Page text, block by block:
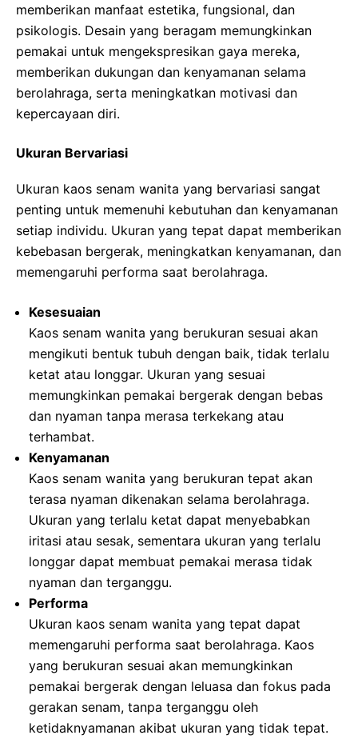
memberikan manfaat estetika, fungsional, dan
psikologis. Desain yang beragam memungkinkan
pemakai untuk mengekspresikan gaya mereka,
memberikan dukungan dan kenyamanan selama
berolahraga, serta meningkatkan motivasi dan
kepercayaan diri.
Ukuran Bervariasi
Ukuran kaos senam wanita yang bervariasi sangat
penting untuk memenuhi kebutuhan dan kenyamanan
setiap individu. Ukuran yang tepat dapat memberikan
kebebasan bergerak, meningkatkan kenyamanan, dan
memengaruhi performa saat berolahraga.
Kesesuaian
Kaos senam wanita yang berukuran sesuai akan
mengikuti bentuk tubuh dengan baik, tidak terlalu
ketat atau longgar. Ukuran yang sesuai
memungkinkan pemakai bergerak dengan bebas
dan nyaman tanpa merasa terkekang atau
terhambat.
Kenyamanan
Kaos senam wanita yang berukuran tepat akan
terasa nyaman dikenakan selama berolahraga.
Ukuran yang terlalu ketat dapat menyebabkan
iritasi atau sesak, sementara ukuran yang terlalu
longgar dapat membuat pemakai merasa tidak
nyaman dan terganggu.
Performa
Ukuran kaos senam wanita yang tepat dapat
memengaruhi performa saat berolahraga. Kaos
yang berukuran sesuai akan memungkinkan
pemakai bergerak dengan leluasa dan fokus pada
gerakan senam, tanpa terganggu oleh
ketidaknyamanan akibat ukuran yang tidak tepat.